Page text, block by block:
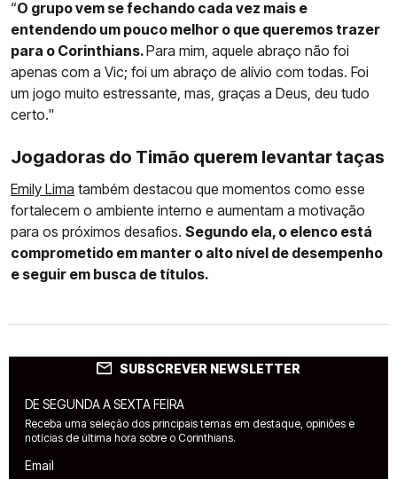
“O grupo vem se fechando cada vez mais e
entendendo um pouco melhor o que queremos trazer
para o Corinthians.Para mim, aquele abraço não foi
apenas com a Vic; foi um abraço de alívio com todas. Foi
um jogo muito estressante, mas, graças a Deus, deu tudo
certo."
Jogadoras do Timão querem levantar taças
Emily Lima também destacou que momentos como esse
fortalecem o ambiente interno e aumentam a motivação
para os próximos desafios. Segundo ela, o elenco está
comprometido em manter o alto nível de desempenho
e seguir em busca de títulos.
SUBSCREVER NEWSLETTER
DE SEGUNDA A SEXTA FEIRA
Receba uma seleção dos principais temas em destaque, opiniões e
notícias de última hora sobre o Corinthians.
Email